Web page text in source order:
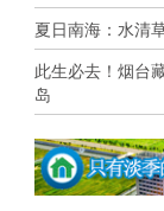
夏日南海：水清
此生必去！烟台
岛